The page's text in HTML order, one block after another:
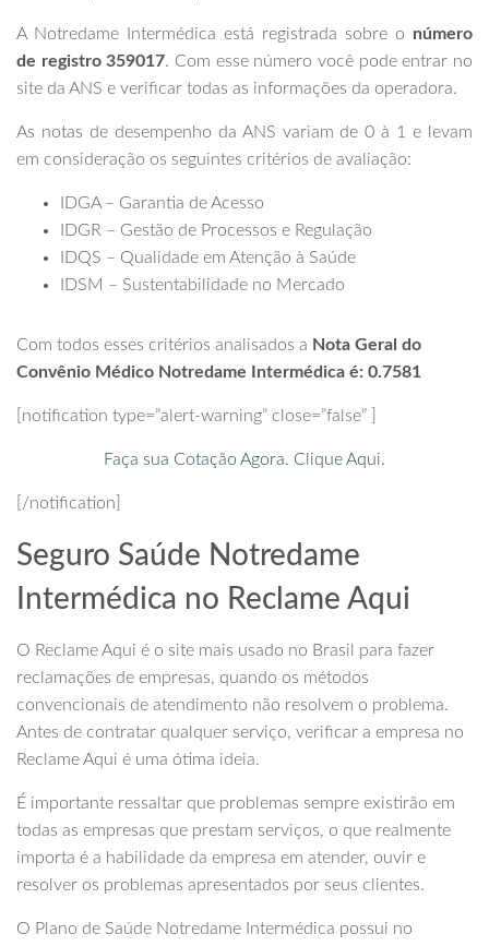
A Notredame Intermédica está registrada sobre o número
de registro 359017. Com esse número você pode entrar no
site da ANS e verificar todas as informações da operadora.
As notas de desempenho da ANS variam de 0 à 1 e levam
em consideração os seguintes critérios de avaliação:
IDGA – Garantia de Acesso
IDGR – Gestão de Processos e Regulação
IDQS – Qualidade em Atenção à Saúde
IDSM – Sustentabilidade no Mercado
Com todos esses critérios analisados a Nota Geral do
Convênio Médico Notredame Intermédica é: 0.7581
[notification type=”alert-warning” close=”false” ]
Faça sua Cotação Agora. Clique Aqui.
[/notification]
Seguro Saúde Notredame
Intermédica no Reclame Aqui
O Reclame Aqui é o site mais usado no Brasil para fazer
reclamações de empresas, quando os métodos
convencionais de atendimento não resolvem o problema.
Antes de contratar qualquer serviço, verificar a empresa no
Reclame Aqui é uma ótima ideia.
É importante ressaltar que problemas sempre existirão em
todas as empresas que prestam serviços, o que realmente
importa é a habilidade da empresa em atender, ouvir e
resolver os problemas apresentados por seus clientes.
O Plano de Saúde Notredame Intermédica possui no